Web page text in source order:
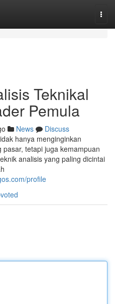
Teknikal
Pemula
News
Discuss
hanya menginginkan
tetapi juga kemampuan
analisis yang paling dicintai
profile